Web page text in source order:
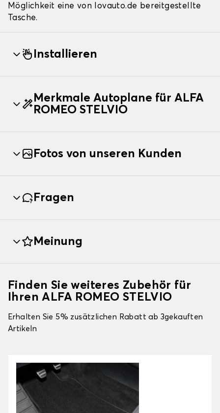
Möglichkeit eine von lovauto.de bereitgestellte
Tasche.
Installieren
Merkmale Autoplane für ALFA
ROMEO STELVIO
Fotos von unseren Kunden
Fragen
Meinung
Finden Sie weiteres Zubehör für
Ihren ALFA ROMEO STELVIO
Erhalten Sie 5% zusätzlichen Rabatt ab 3gekauften
Artikeln